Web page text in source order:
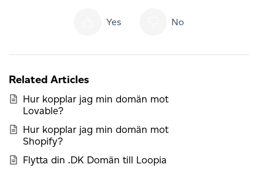
Yes No
Related Articles
Hur kopplar jag min domän mot
Lovable?
Hur kopplar jag min domän mot
Shopify?
Flytta din .DK Domän till Loopia